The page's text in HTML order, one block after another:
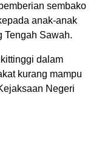
sembako
anak-anak
Tengah Sawah.
dalam
kurang mampu
Negeri